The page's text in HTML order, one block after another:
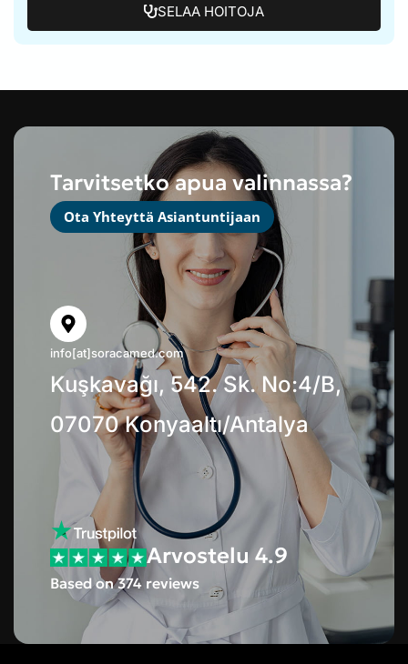
SELAA HOITOJA
Tarvitsetko apua valinnassa?
Ota Yhteyttä Asiantuntijaan
info[at]soracamed.com
Kuşkavağı, 542. Sk. No:4/B,
07070 Konyaaltı/Antalya
Arvostelu 4.9
Based on 374 reviews